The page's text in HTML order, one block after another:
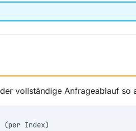
vollständige Anfrageablauf so